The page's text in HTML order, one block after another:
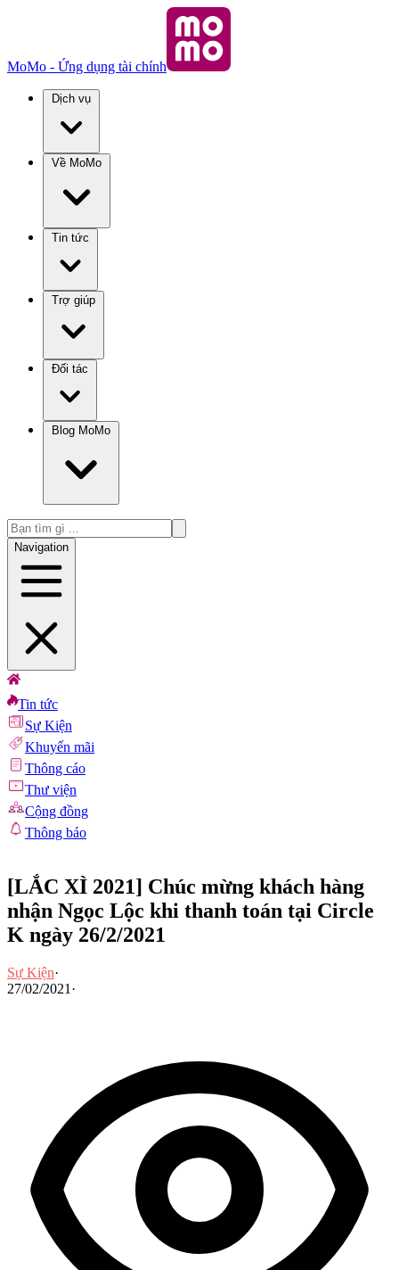
MoMo - Ứng dụng tài chính
Dịch vụ
Về MoMo
Tin tức
Trợ giúp
Đối tác
Blog MoMo
Navigation
Tin tức
Sự Kiện
Khuyến mãi
Thông cáo
Thư viện
Cộng đồng
Thông báo
[LẮC XÌ 2021] Chúc mừng khách hàng
nhận Ngọc Lộc khi thanh toán tại Circle
K ngày 26/2/2021
Sự Kiện·
27/02/2021 ·